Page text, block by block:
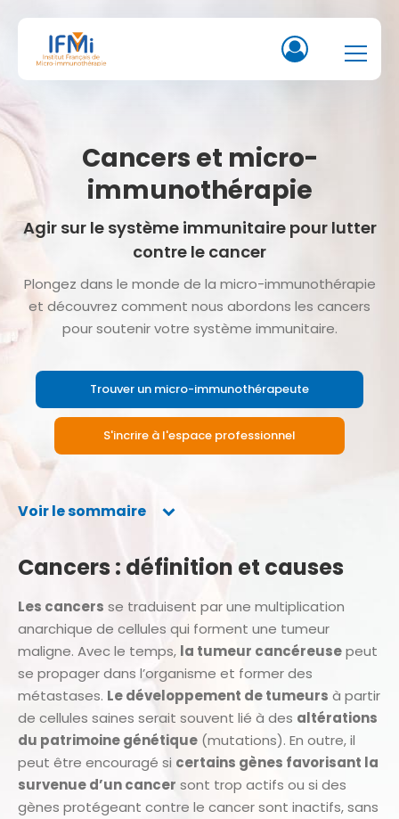
Cancers et micro-
immunothérapie
Agir sur le système immunitaire pour lutter
contre le cancer
Plongez dans le monde de la micro-immunothérapie
et découvrez comment nous abordons les cancers
pour soutenir votre système immunitaire.
Trouver un micro-immunothérapeute
S'incrire à l'espace professionnel
Voir le sommaire
Cancers : définition et causes
Les cancers se traduisent par une multiplication
anarchique de cellules qui forment une tumeur
maligne. Avec le temps, la tumeur cancéreusepeut
se propager dans l’organisme et former des
métastases. Le développement de tumeurs à partir
de cellules saines serait souvent lié à des altérations
du patrimoine génétique (mutations). En outre, il
peut être encouragé si certains gènes favorisant la
survenue d’un cancer sont trop actifs ou si des
gènes protégeant contre le cancer sont inactifs, sans